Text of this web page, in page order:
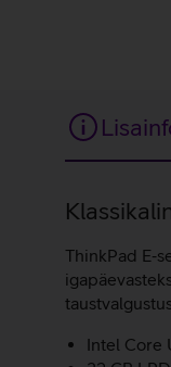
ThinkPad
Intel Core